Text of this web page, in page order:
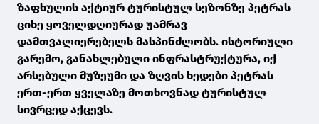
ზაფხულის აქტიურ ტურისტულ სეზონზე პეტრას
ციხე ყოველდღიურად უამრავ
დამთვალიერებელს მასპინძლობს. ისტორიული
გარემო, განახლებული ინფრასტრუქტურა, იქ
არსებული მუზეუმი და ზღვის ხედები პეტრას
ერთ-ერთ ყველაზე მოთხოვნად ტურისტულ
სივრცედ აქცევს.